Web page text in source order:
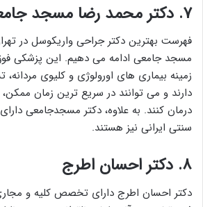
۷. دکتر محمد رضا مسجد جامعی
فهرست بهترین دکتر جراحی واریکوسل در
مسجد جامعی ادامه می دهیم. این پزشکی
زمینه بیماری های اورولوژی و کلیوی
دارند و می توانند در سریع ترین زمان ممکن،
درمان کنند. به علاوه، دکتر مسجدجامعی
سنتی ایرانی نیز هستند.
۸. دکتر احسان اطرج
دکتر احسان اطرج دارای تخصص کلیه و